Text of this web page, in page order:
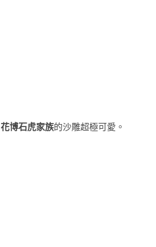
花博石虎家族的沙雕超極可愛。